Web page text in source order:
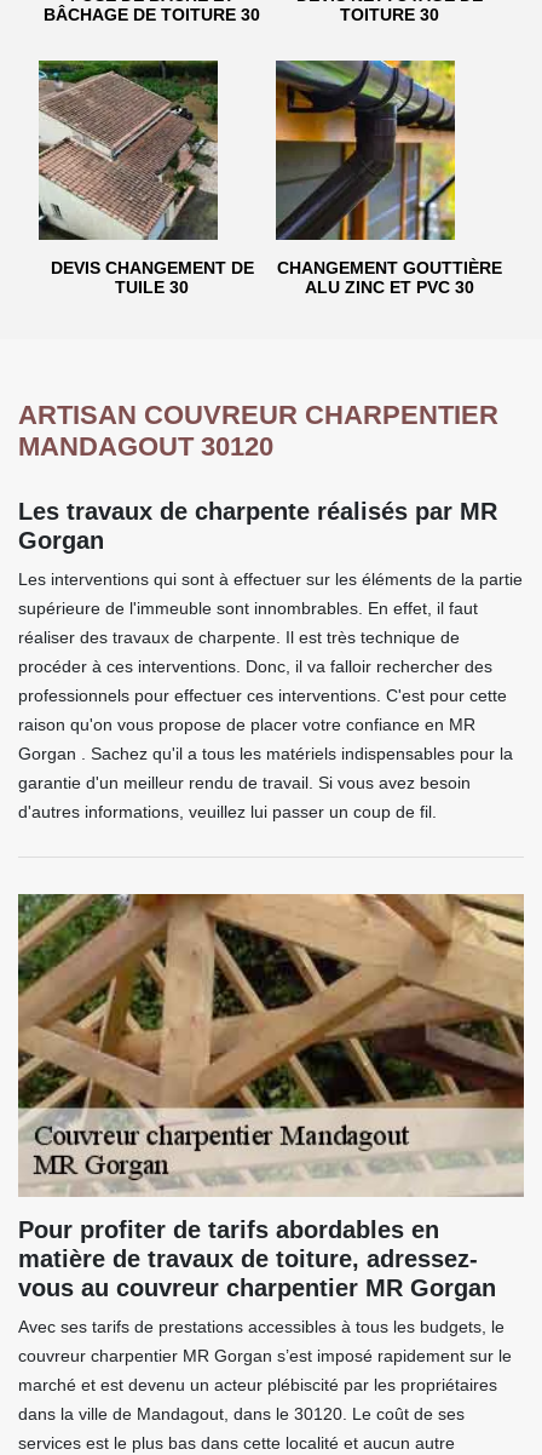
BÂCHAGE DE TOITURE 30
TOITURE 30
DEVIS CHANGEMENT DE
TUILE 30
CHANGEMENT GOUTTIÈRE
ALU ZINC ET PVC 30
ARTISAN COUVREUR CHARPENTIER
MANDAGOUT 30120
Les travaux de charpente réalisés par MR
Gorgan
Les interventions qui sont à effectuer sur les éléments de la partie
supérieure de l'immeuble sont innombrables. En effet, il faut
réaliser des travaux de charpente. Il est très technique de
procéder à ces interventions. Donc, il va falloir rechercher des
professionnels pour effectuer ces interventions. C'est pour cette
raison qu'on vous propose de placer votre confiance en MR
Gorgan . Sachez qu'il a tous les matériels indispensables pour la
garantie d'un meilleur rendu de travail. Si vous avez besoin
d'autres informations, veuillez lui passer un coup de fil.
Pour profiter de tarifs abordables en
matière de travaux de toiture, adressez-
vous au couvreur charpentier MR Gorgan
Avec ses tarifs de prestations accessibles à tous les budgets, le
couvreur charpentier MR Gorgan s’est imposé rapidement sur le
marché et est devenu un acteur plébiscité par les propriétaires
dans la ville de Mandagout, dans le 30120. Le coût de ses
services est le plus bas dans cette localité et aucun autre